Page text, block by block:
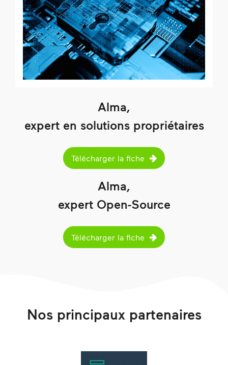
Alma,
expert en solutions propriétaires
Télécharger la fiche
Alma,
expert Open-Source
Télécharger la fiche
Nos principaux partenaires